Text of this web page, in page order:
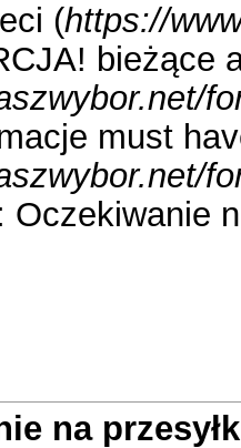
(https://
bieżące
must
na